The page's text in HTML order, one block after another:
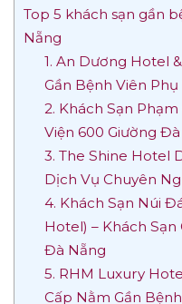
Top 5 khách sạn gần
Nẵng
1. An Dương Hotel
Gần Bệnh Viên Phụ
2. Khách Sạn Phạm
Viện 600 Giường
3. The Shine Hotel
Dịch Vụ Chuyên
4. Khách Sạn Núi
Hotel) – Khách Sạn
Đà Nẵng
5. RHM Luxury
Cấp Nằm Gần